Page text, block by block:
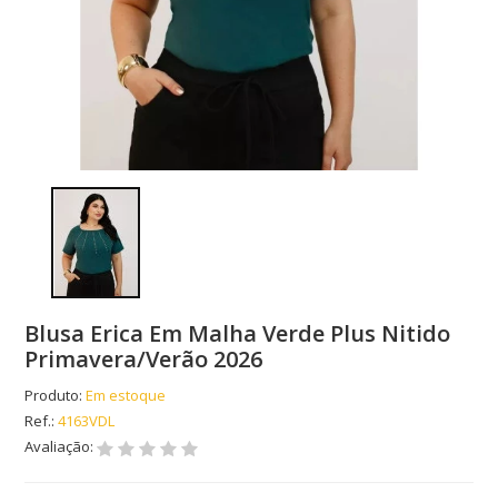
Blusa Erica Em Malha Verde Plus Nitido
Primavera/Verão 2026
Produto: Em estoque
Ref.:4163VDL
Avaliação: